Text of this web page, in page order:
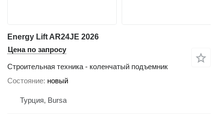
Energy Lift AR24JE 2026
Цена по запросу
Строительная техника - коленчатый подъемник
Состояние новый
Турция, Bursa